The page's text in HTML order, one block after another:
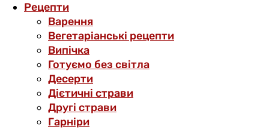
Рецепти
Варення
Вегетаріанські рецепти
Випічка
Готуємо без світла
Десерти
Дієтичні страви
Другі страви
Гарніри